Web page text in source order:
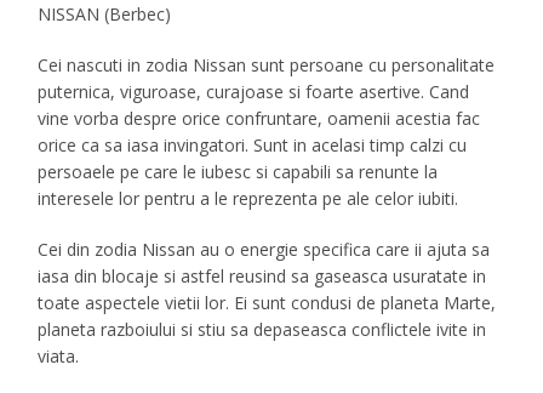
NISSAN (Berbec)
Cei nascuti in zodia Nissan sunt persoane cu personalitate
puternica, viguroase, curajoase si foarte asertive. Cand
vine vorba despre orice confruntare, oamenii acestia fac
orice ca sa iasa invingatori. Sunt in acelasi timp calzi cu
persoaele pe care le iubesc si capabili sa renunte la
interesele lor pentru a le reprezenta pe ale celor iubiti.
Cei din zodia Nissan au o energie specifica care ii ajuta sa
iasa din blocaje si astfel reusind sa gaseasca usuratate in
toate aspectele vietii lor. Ei sunt condusi de planeta Marte,
planeta razboiului si stiu sa depaseasca conflictele ivite in
viata.